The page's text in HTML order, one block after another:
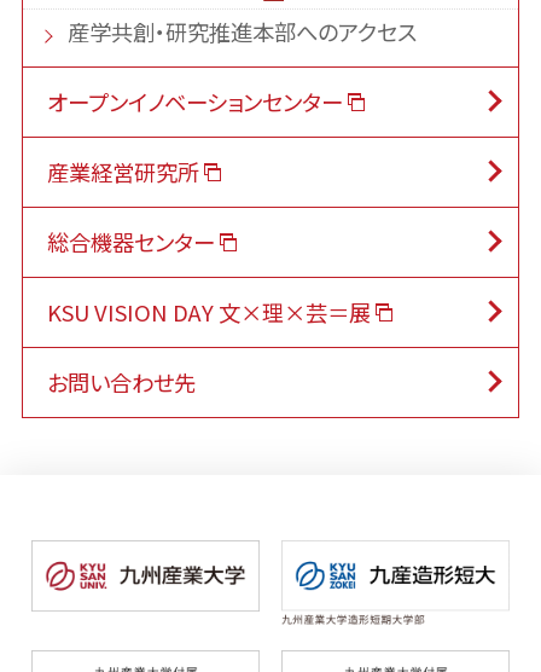
産学共創・研究推進本部へのアクセス
オープンイノベーションセンター
産業経営研究所
総合機器センター
KSU VISION DAY 文×理×芸＝展
お問い合わせ先